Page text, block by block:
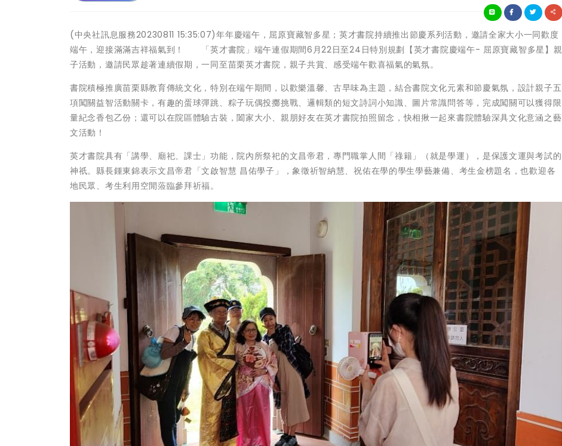
(中央社訊息服務20230811 15:35:07)年年慶端午，屈原寶藏智多星；英才書院持續推出節慶系列活動，邀請全家大小一同歡度
端午，迎接滿滿吉祥福氣到！ 「英才書院」端午連假期間6月22日至24日特別規劃【英才書院慶端午- 屈原寶藏智多星】親
子活動，邀請民眾趁著連續假期，一同至苗栗英才書院，親子共賞、感受端午歡喜福氣的氣氛。
書院積極推廣苗栗縣教育傳統文化，特別在端午期間，以歡樂溫馨、古早味為主題，結合書院文化元素和節慶氣氛，設計親子五
項闖關益智活動關卡，有趣的蛋球彈跳、粽子玩偶投擲挑戰、邏輯類的短文詩詞小知識、圖片常識問答等，完成闖關可以獲得限
量紀念香包乙份；還可以在院區體驗古裝，闔家大小、親朋好友在英才書院拍照留念，快相揪一起來書院體驗深具文化意涵之藝
文活動！
英才書院具有「講學、廟祀、課士」功能，院內所祭祀的文昌帝君，專門職掌人間「祿籍」（就是學運），是保護文運與考試的
神祇。縣長鍾東錦表示文昌帝君「文啟智慧 昌佑學子」，象徵祈智納慧、祝佑在學的學生學藝兼備、考生金榜題名，也歡迎各
地民眾、考生利用空閒蒞臨參拜祈福。